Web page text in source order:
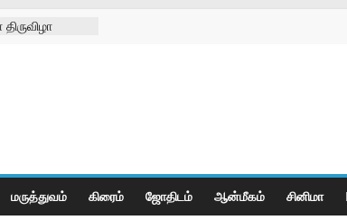
போட்டிகள்
மருத்துவம் கிரைம் ஜோ‌திட‌ம் ஆன்மீகம் சினிமா